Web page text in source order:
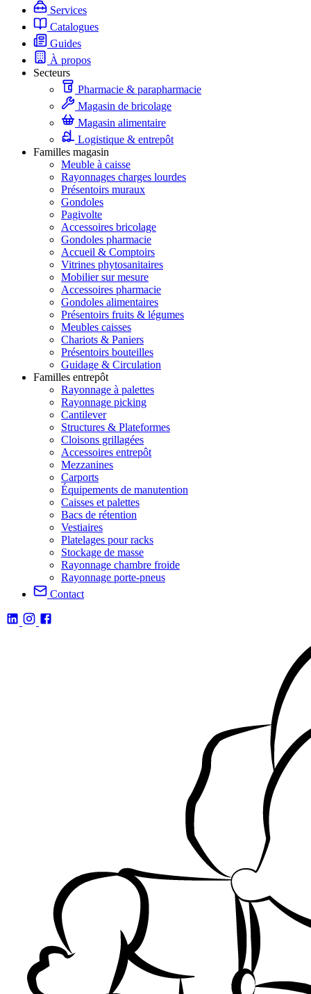
Services
Catalogues
Guides
À propos
Secteurs
Pharmacie & parapharmacie
Magasin de bricolage
Magasin alimentaire
Logistique & entrepôt
Familles magasin
Meuble à caisse
Rayonnages charges lourdes
Présentoirs muraux
Gondoles
Pagivolte
Accessoires bricolage
Gondoles pharmacie
Accueil & Comptoirs
Vitrines phytosanitaires
Mobilier sur mesure
Accessoires pharmacie
Gondoles alimentaires
Présentoirs fruits & légumes
Meubles caisses
Chariots & Paniers
Présentoirs bouteilles
Guidage & Circulation
Familles entrepôt
Rayonnage à palettes
Rayonnage picking
Cantilever
Structures & Plateformes
Cloisons grillagées
Accessoires entrepôt
Mezzanines
Carports
Équipements de manutention
Caisses et palettes
Bacs de rétention
Vestiaires
Platelages pour racks
Stockage de masse
Rayonnage chambre froide
Rayonnage porte-pneus
Contact